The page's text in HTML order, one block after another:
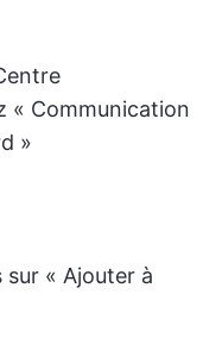
« Communication
»
sur « Ajouter à